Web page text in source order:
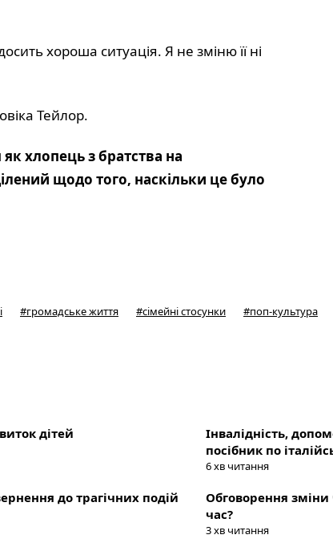
хороша ситуація. Я не зміню її ні
Тейлор.
хлопець з братства на
щодо того, наскільки це було
#громадське життя #сімейні стосунки #поп-культура
дітей
Інвалідність,
посібник по
6хв читання
до трагічних подій
Обговорення зміни
час?
3хв читання